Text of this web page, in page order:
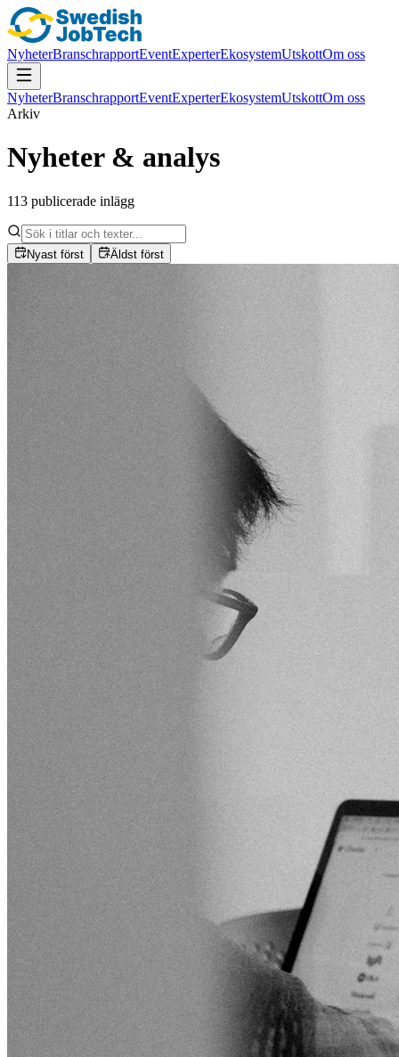
NyheterBranschrapportEventExperterEkosystemUtskottOm oss
NyheterBranschrapportEventExperterEkosystemUtskottOm oss
Arkiv
Nyheter & analys
113 publicerade inlägg
Nyast först Äldst först